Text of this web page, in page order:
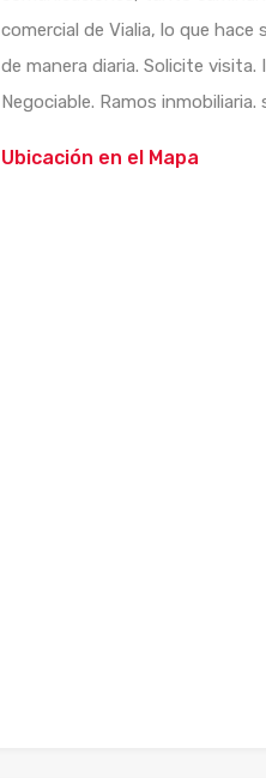
comercial de Vialia, lo que
de manera diaria. Solicite
Negociable. Ramos
Ubicación en el Mapa